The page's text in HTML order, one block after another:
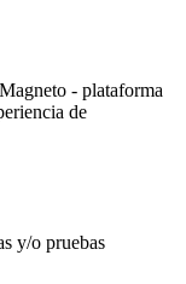
- plataforma
de
y/o pruebas